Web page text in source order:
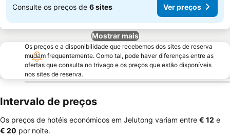
Consulte os preços de 6 sites Ver preços
Mostrar mais
Os preços e a disponibilidade que recebemos dos sites de reserva
mudam frequentemente. Como tal, pode haver diferenças entre as
ofertas que consulta no trivago e os preços que estão disponíveis
nos sites de reserva.
Intervalo de preços
Os preços de hotéis económicos em Jelutong variam entre ‎€ 12 e
‎€ 20 por noite.